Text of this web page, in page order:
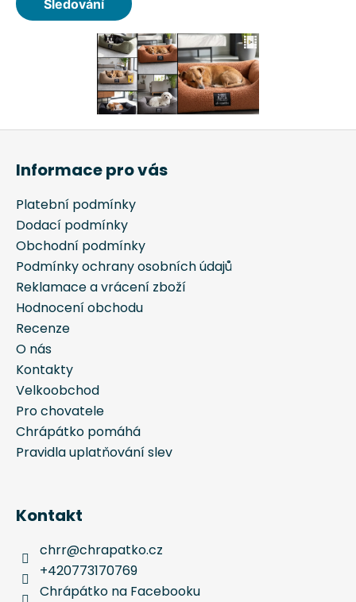
Informace pro vás
Platební podmínky
Dodací podmínky
Obchodní podmínky
Podmínky ochrany osobních údajů
Reklamace a vrácení zboží
Hodnocení obchodu
Recenze
O nás
Kontakty
Velkoobchod
Pro chovatele
Chrápátko pomáhá
Pravidla uplatňování slev
Kontakt
chrr@chrapatko.cz
+420773170769
Chrápátko na Facebooku